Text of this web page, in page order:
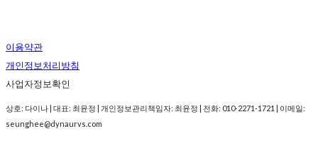
이용약관
개인정보처리방침
사업자정보확인
상호: 다이나 | 대표: 최윤정 | 개인정보관리책임자: 최윤정 | 전화: 010-2271-1721 | 이메일:
seunghee@dynaurvs.com